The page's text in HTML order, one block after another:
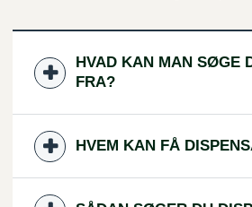
HVAD KAN MAN SØGE
FRA?
HVEM KAN FÅ